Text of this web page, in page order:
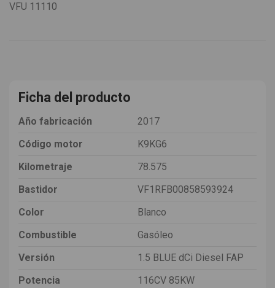
VFU 11110
Ficha del producto
Año fabricación
2017
Código motor
K9KG6
Kilometraje
78.575
Bastidor
VF1RFB00858593924
Color
Blanco
Combustible
Gasóleo
Versión
1.5 BLUE dCi Diesel FAP
Potencia
116CV 85KW